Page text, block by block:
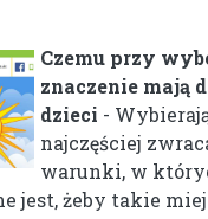
Czemu przy
znaczenie mają
dzieci -
najczęściej
warunki, w
jest, żeby takie